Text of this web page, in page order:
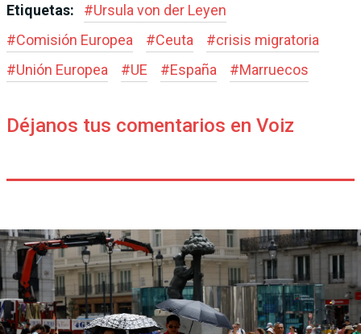
Etiquetas: #Ursula von der Leyen
#Comisión Europea #Ceuta #crisis migratoria
#Unión Europea #UE #España #Marruecos
Déjanos tus comentarios en Voiz